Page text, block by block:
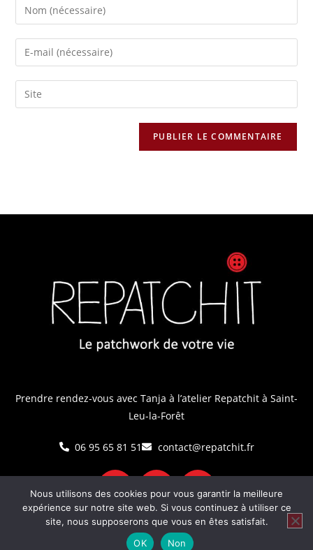
Prendre rendez-vous avec Tanja à l’atelier Repatchit à Saint-
Leu-la-Forêt
06 95 65 81 51 contact@repatchit.fr
Notice légale
Nous utilisons des cookies pour vous garantir la meilleure
expérience sur notre site web. Si vous continuez à utiliser ce
site, nous supposerons que vous en êtes satisfait.
OK
Non